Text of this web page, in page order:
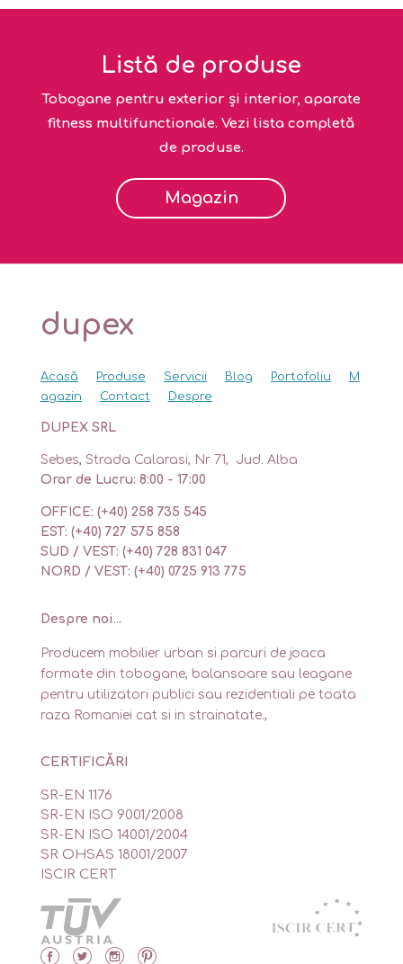
Listă de produse
Tobogane pentru exterior și interior, aparate
fitness multifunctionale. Vezi lista completă
de produse.
Magazin
dupex
Acasă Produse Servicii Blog Portofoliu
M
agazin
Contact Despre
DUPEX SRL
Sebes, Strada Calarasi, Nr 71, Jud. Alba
Orar de Lucru: 8:00 - 17:00
OFFICE: (+40) 258 735 545
EST: (+40) 727 575 858
SUD / VEST: (+40) 728 831 047
NORD / VEST: (+40) 0725 913 775
Despre noi...
Producem mobilier urban si parcuri de joaca
formate din tobogane, balansoare sau leagane
pentru utilizatori publici sau rezidentiali pe toata
raza Romaniei cat si in strainatate.,
CERTIFICĂRI
SR-EN 1176
SR-EN ISO 9001/2008
SR-EN ISO 14001/2004
SR OHSAS 18001/2007
ISCIR CERT